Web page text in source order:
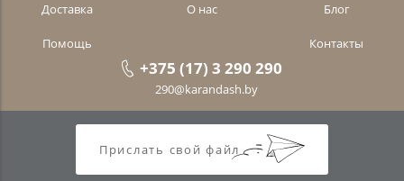
Доставка
О нас Блог
Помощь Контакты
+375 (17) 3 290 290
290@karandash.by
Прислать свой файл